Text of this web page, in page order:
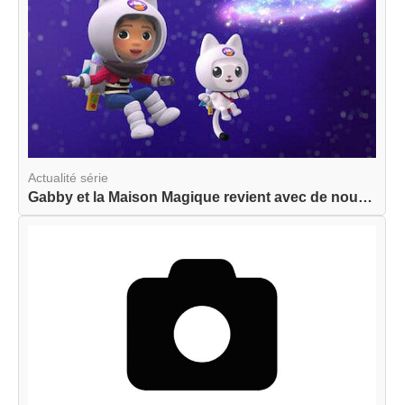
Actualité série
Gabby et la Maison Magique revient avec de nouve...